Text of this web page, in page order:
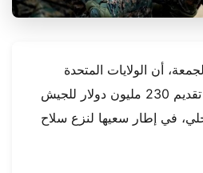
أن الولايات المتحدة
وافقت هذا الأسبوع على تقديم 230 مليون دولار للجيش
في إطار سعيها لنزع سلاح